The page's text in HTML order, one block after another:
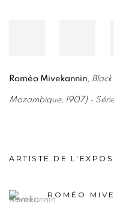
Roméo Mivekannin
Mozambique, 1907) -
ARTISTE DE
ROMÉO